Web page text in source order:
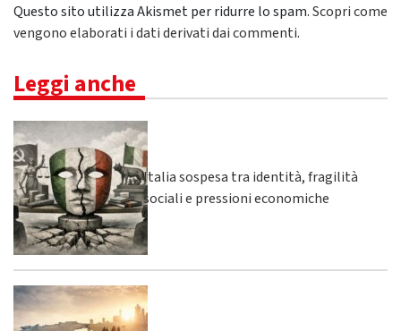
Questo sito utilizza Akismet per ridurre lo spam.Scopri come
vengono elaborati i dati derivati dai commenti.
Leggi anche
Italia sospesa tra identità, fragilità
sociali e pressioni economiche